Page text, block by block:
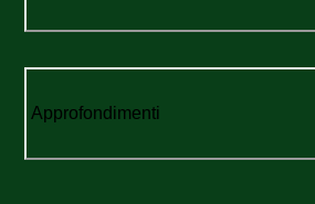
Approfondimenti